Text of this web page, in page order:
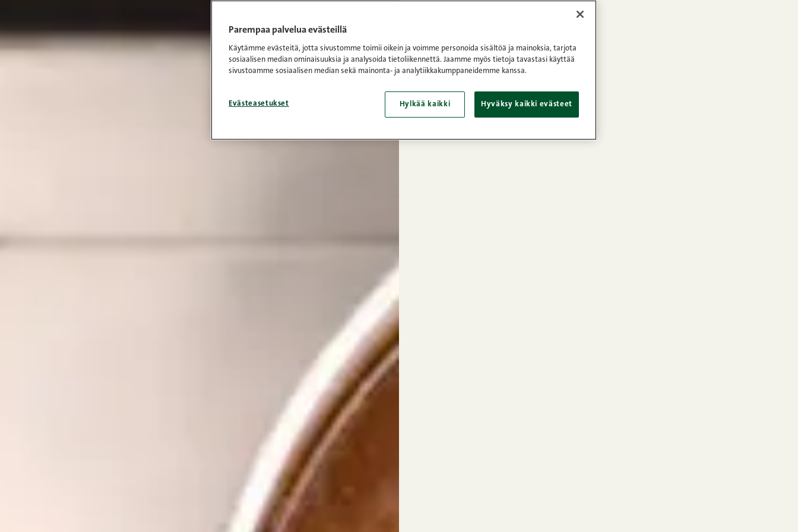
Parempaa palvelua evästeillä
Käytämme evästeitä, jotta sivustomme toimii oikein ja voimme personoida sisältöä ja mainoksia, tarjota
sosiaalisen median ominaisuuksia ja analysoida tietoliikennettä. Jaamme myös tietoja tavastasi käyttää
sivustoamme sosiaalisen median sekä mainonta- ja analytiikkakumppaneidemme kanssa.
Evästeasetukset Hylkää kaikki Hyväksy kaikki evästeet